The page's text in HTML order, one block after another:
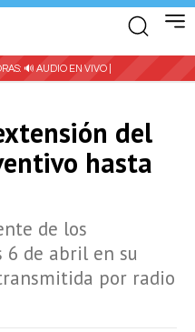
🔊 AUDIO EN VIVO |
del
hasta
de los
6 de abril en su
por radio